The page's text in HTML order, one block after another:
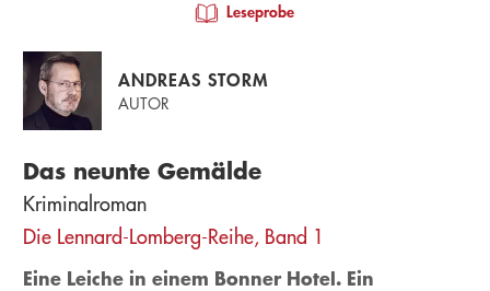
Leseprobe
ANDREAS STORM
AUTOR
Das neunte Gemälde
Kriminalroman
Die Lennard-Lomberg-Reihe, Band 1
Eine Leiche in einem Bonner Hotel. Ein